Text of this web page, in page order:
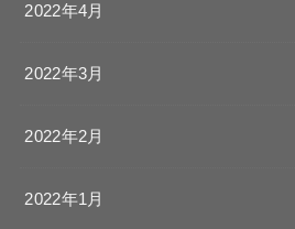
2022年4月
2022年3月
2022年2月
2022年1月